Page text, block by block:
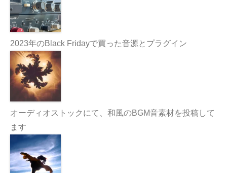
2023年のBlack Fridayで買った音源とプラグイン
オーディオストックにて、和風のBGM音素材を投稿して
ます